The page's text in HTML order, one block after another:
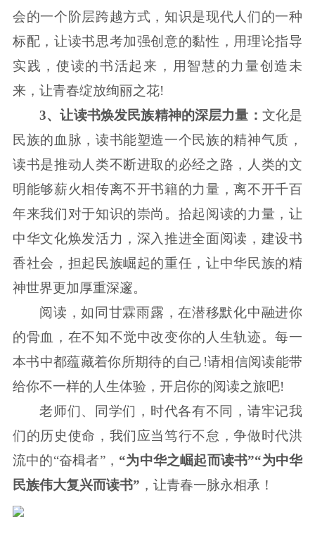
会的一个阶层跨越方式，知识是现代人们的一种
标配，让读书思考加强创意的黏性，用理论指导
实践，使读的书活起来，用智慧的力量创造未
来，让青春绽放绚丽之花!
3、让读书焕发民族精神的深层力量： 文化是
民族的血脉，读书能塑造一个民族的精神气质，
读书是推动人类不断进取的必经之路，人类的文
明能够薪火相传离不开书籍的力量，离不开千百
年来我们对于知识的崇尚。拾起阅读的力量，让
中华文化焕发活力，深入推进全面阅读，建设书
香社会，担起民族崛起的重任，让中华民族的精
神世界更加厚重深邃。
阅读，如同甘霖雨露，在潜移默化中融进你
的骨血，在不知不觉中改变你的人生轨迹。每一
本书中都蕴藏着你所期待的自己!请相信阅读能带
给你不一样的人生体验，开启你的阅读之旅吧!
老师们、同学们，时代各有不同，请牢记我
们的历史使命，我们应当笃行不怠，争做时代洪
流中的“奋楫者”， “为中华之崛起而读书”“为中华
民族伟大复兴而读书” ，让青春一脉永相承！